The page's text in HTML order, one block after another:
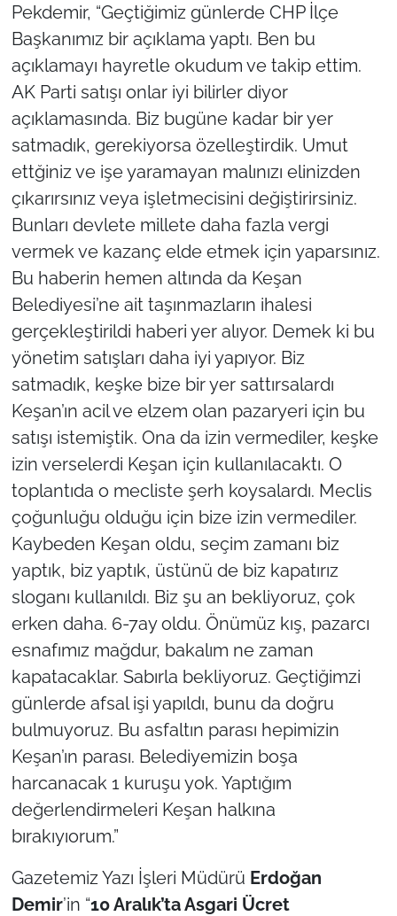
Pekdemir, “Geçtiğimiz günlerde CHP İlçe
Başkanımız bir açıklama yaptı. Ben bu
açıklamayı hayretle okudum ve takip ettim.
AK Parti satışı onlar iyi bilirler diyor
açıklamasında. Biz bugüne kadar bir yer
satmadık, gerekiyorsa özelleştirdik. Umut
ettğiniz ve işe yaramayan malınızı elinizden
çıkarırsınız veya işletmecisini değiştirirsiniz.
Bunları devlete millete daha fazla vergi
vermek ve kazanç elde etmek için yaparsınız.
Bu haberin hemen altında da Keşan
Belediyesi’ne ait taşınmazların ihalesi
gerçekleştirildi haberi yer alıyor. Demek ki bu
yönetim satışları daha iyi yapıyor. Biz
satmadık, keşke bize bir yer sattırsalardı
Keşan’ın acil ve elzem olan pazaryeri için bu
satışı istemiştik. Ona da izin vermediler, keşke
izin verselerdi Keşan için kullanılacaktı. O
toplantıda o mecliste şerh koysalardı. Meclis
çoğunluğu olduğu için bize izin vermediler.
Kaybeden Keşan oldu, seçim zamanı biz
yaptık, biz yaptık, üstünü de biz kapatırız
sloganı kullanıldı. Biz şu an bekliyoruz, çok
erken daha. 6-7ay oldu. Önümüz kış, pazarcı
esnafımız mağdur, bakalım ne zaman
kapatacaklar. Sabırla bekliyoruz. Geçtiğimzi
günlerde afsal işi yapıldı, bunu da doğru
bulmuyoruz. Bu asfaltın parası hepimizin
Keşan’ın parası. Belediyemizin boşa
harcanacak 1 kuruşu yok. Yaptığım
değerlendirmeleri Keşan halkına
bırakıyıorum.”
Gazetemiz Yazı İşleri Müdürü Erdoğan
Demir’in “10 Aralık’ta Asgari Ücret